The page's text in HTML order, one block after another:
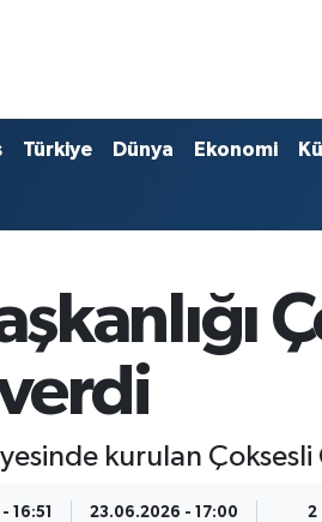
Türkiye Dünya Ekonomi
kurulan
16:51 23.06.2026 - 17:00 2